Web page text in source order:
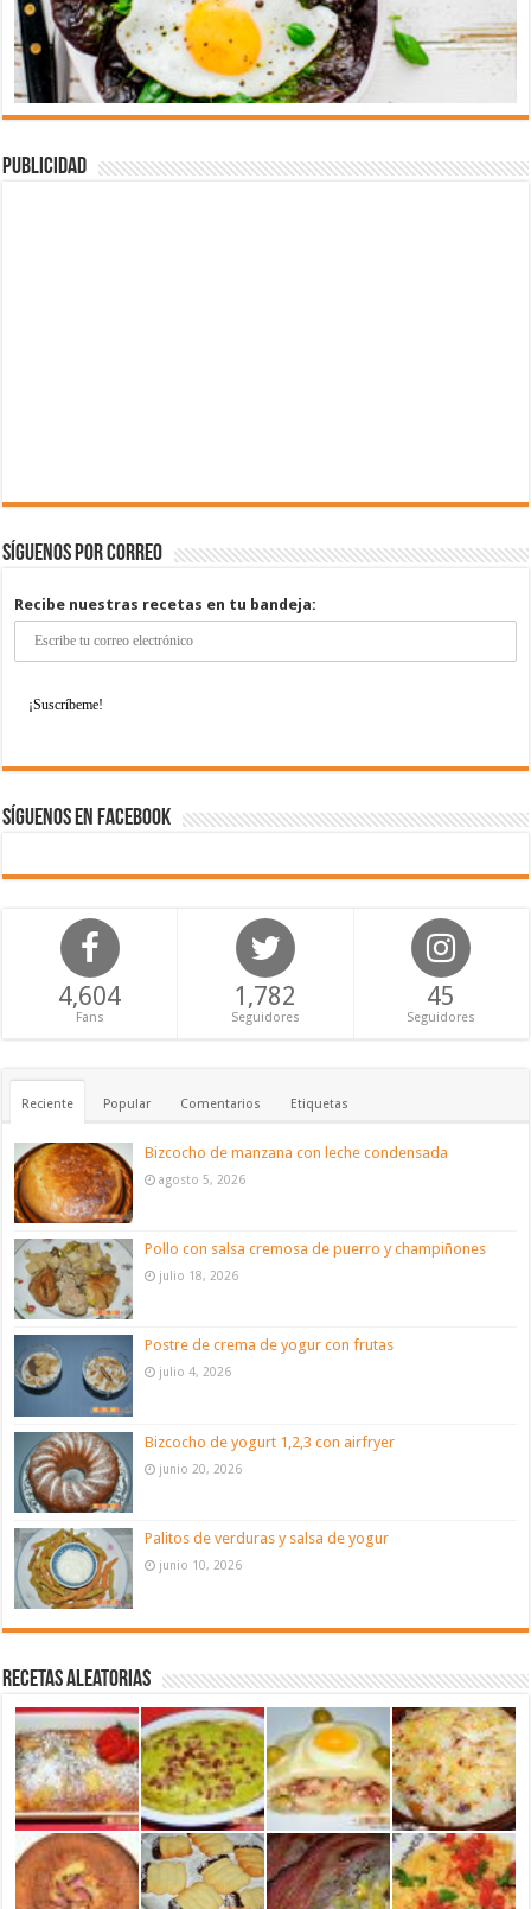
Publicidad
Síguenos por correo
Recibe nuestras recetas en tu bandeja:
Síguenos en Facebook
4,604
Fans
1,782
Seguidores
45
Seguidores
Reciente Popular Comentarios Etiquetas
Bizcocho de manzana con leche condensada
agosto 5, 2026
Pollo con salsa cremosa de puerro y champiñones
julio 18, 2026
Postre de crema de yogur con frutas
julio 4, 2026
Bizcocho de yogurt 1,2,3 con airfryer
junio 20, 2026
Palitos de verduras y salsa de yogur
junio 10, 2026
Recetas aleatorias